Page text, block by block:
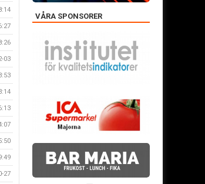
03
27
VÅRA SPONSORER